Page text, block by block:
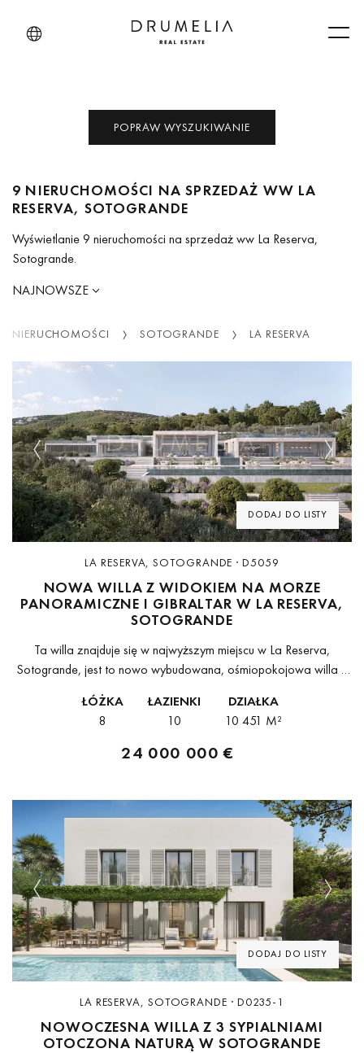
POPRAW WYSZUKIWANIE
9 NIERUCHOMOŚCI NA SPRZEDAŻ WW LA
RESERVA, SOTOGRANDE
Wyświetlanie 9 nieruchomości na sprzedaż ww La Reserva,
Sotogrande.
NAJNOWSZE
NIERUCHOMOŚCI SOTOGRANDE LA RESERVA
DODAJ DO LISTY
Previous Next
LA RESERVA, SOTOGRANDE · D5059
NOWA WILLA Z WIDOKIEM NA MORZE
PANORAMICZNE I GIBRALTAR W LA RESERVA,
SOTOGRANDE
Ta willa znajduje się w najwyższym miejscu w La Reserva,
Sotogrande, jest to nowo wybudowana, ośmiopokojowa willa o
powierzchni 10,451 m ²,...
ŁÓŻKA
8
ŁAZIENKI
10
DZIAŁKA
10 451 M²
24 000 000 €
DODAJ DO LISTY
Previous Next
LA RESERVA, SOTOGRANDE · D0235-1
NOWOCZESNA WILLA Z 3 SYPIALNIAMI
OTOCZONA NATURĄ W SOTOGRANDE